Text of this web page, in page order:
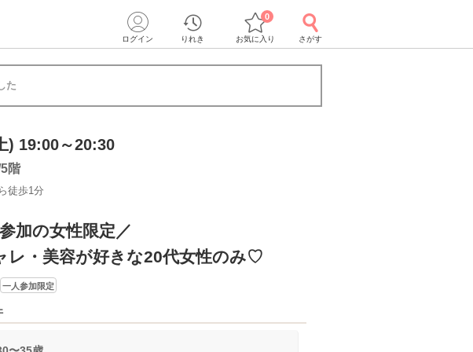
ログイン りれき お気に入り
0
さがす
た
) 19:00～20:30
階
徒歩1分
加の女性限定／
レ・美容が好きな20代女性のみ♡
一人参加限定